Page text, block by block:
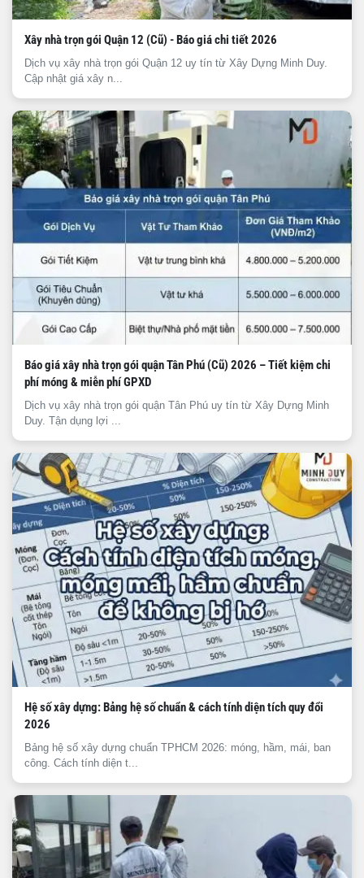
Xây nhà trọn gói Quận 12 (Cũ) - Báo giá chi tiết 2026
Dịch vụ xây nhà trọn gói Quận 12 uy tín từ Xây Dựng Minh Duy.
Cập nhật giá xây n...
Báo giá xây nhà trọn gói quận Tân Phú (Cũ) 2026 – Tiết kiệm chi
phí móng & miễn phí GPXD
Dịch vụ xây nhà trọn gói quận Tân Phú uy tín từ Xây Dựng Minh
Duy. Tận dụng lợi ...
Hệ số xây dựng: Bảng hệ số chuẩn & cách tính diện tích quy đổi
2026
Bảng hệ số xây dựng chuẩn TPHCM 2026: móng, hầm, mái, ban
công. Cách tính diện t...